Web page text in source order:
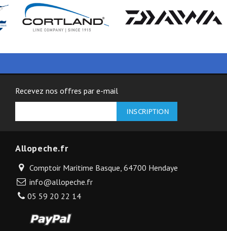
Recevez nos offres par e-mail
Allopeche.fr
Comptoir Maritime Basque, 64700 Hendaye
info@allopeche.fr
05 59 20 22 14